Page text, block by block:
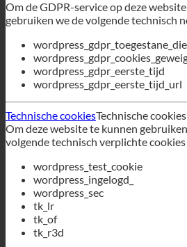
Technische cookiesTechnische cookies
volgende technisch verplichte cookies
wordpress_test_cookie
wordpress_ingelogd_
wordpress_sec
tk_lr
tk_of
tk_r3d
Alle services weigeren
Alle services accepteren
Nederlands